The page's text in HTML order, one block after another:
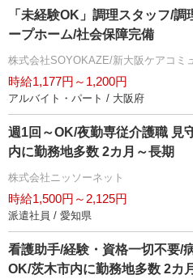
「未経験OK」調理スタッフ/
ープホーム/社会保障完備
株式会社SOYOKAZE/新大阪ケアコミ
時給1,177円～1,200円
アルバイト・パート / 大阪府
週1回～OK/夜勤専従介護職 見
内に勤務地多数 2カ月～長期
株式会社ニッソーネット
時給1,500円～2,125円
派遣社員 / 愛知県
看護助手/経験・資格一切不要/
OK/茨木市内に勤務地多数 2カ